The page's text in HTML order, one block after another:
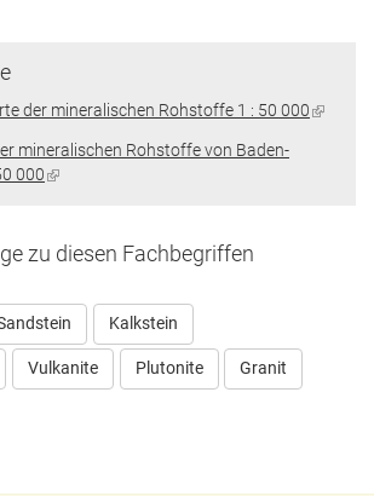
der mineralischen Rohstoffe 1 : 50 000(Link
mineralischen Rohstoffe von Baden-
000(Link
zu diesen Fachbegriffen
Kalkstein
Vulkanite Plutonite Granit